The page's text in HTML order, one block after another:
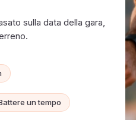
sulla data della gara,
un tempo